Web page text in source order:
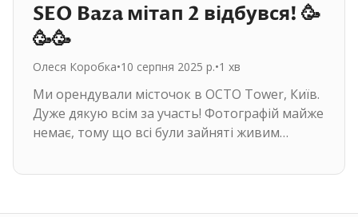
SEO Baza мітап 2 відбувся! 🥳
🥳🥳
Олеся Коробка•10 серпня 2025 р.•1 хв
Ми орендували місточок в OCTO Tower, Київ.
Дуже дякую всім за участь! Фотографій майже
немає, тому що всі були зайняті живим